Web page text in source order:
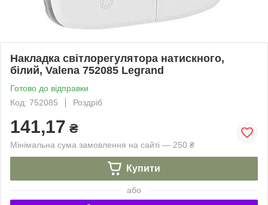
Накладка світлорегулятора натискного,
білий, Valena 752085 Legrand
Готово до відправки
Код: 752085
Роздріб
141,17 ₴
Мінімальна сума замовлення на сайті — 250 ₴
Купити
або